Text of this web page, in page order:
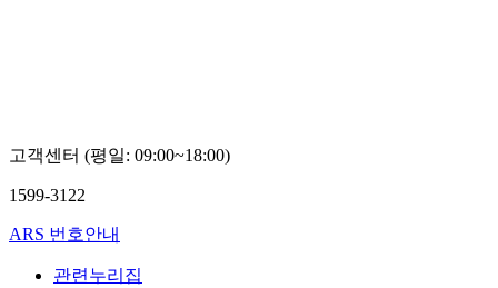
고객센터 (평일: 09:00~18:00)
1599-3122
ARS 번호안내
관련누리집